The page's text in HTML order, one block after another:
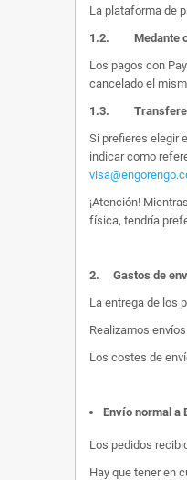
La plataforma de
1.2. Medante
Los pagos con
cancelado el
1.3.
Si prefieres elegir
indicar como
¡Atención!
física, tendría
2. Gastos de
La entrega de los
Realizamos
Los costes de
Envío normal a
Los pedidos
Hay que tener en